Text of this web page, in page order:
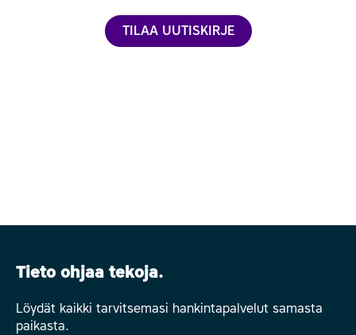
TILAA UUTISKIRJE
Tieto ohjaa tekoja.
Löydät kaikki tarvitsemasi hankintapalvelut samasta
paikasta.